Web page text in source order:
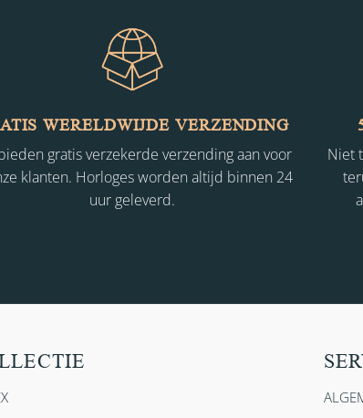
WERELDWIJDE VERZENDING
gratis verzekerde verzending aan voor
klanten. Horloges worden altijd binnen 24
uur geleverd.
Niet